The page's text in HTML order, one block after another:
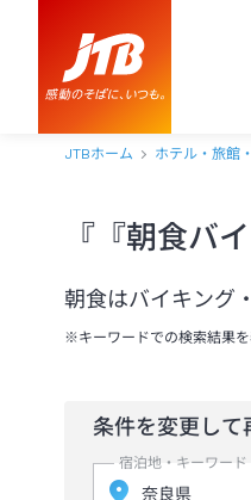
JTBホーム ホテル・旅館
『『朝食バ
朝食はバイキング
※キーワードでの検索結果を
条件を変更して
宿泊地・キーワード